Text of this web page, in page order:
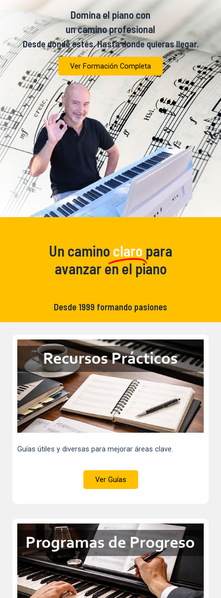
Domina el piano con
un camino profesional
Desde donde estés. Hasta donde quieras llegar.
Ver Formación Completa
Un camino claro para
avanzar en el piano
Desde 1999 formando pasiones
Guías útiles y diversas para mejorar áreas clave.
Ver Guías